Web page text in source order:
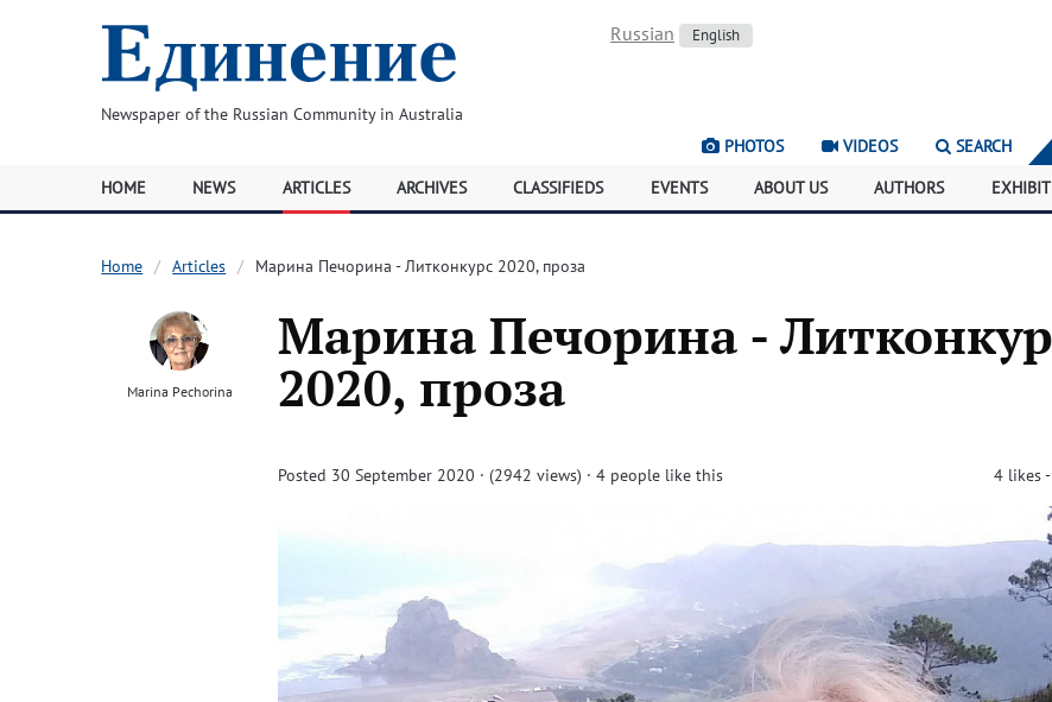
Newspaper of the Russian Community in Australia
Russian English
PHOTOS VIDEOS SEARCH
HOME NEWS ARTICLES ARCHIVES CLASSIFIEDS EVENTS ABOUT US AUTHORS
Home Articles Марина Печорина - Литконкурс 2020, проза
Marina Pechorina
Марина Печорина -
2020, проза
Posted 30 September 2020 · (2942 views) · 4 people like this 4likes-